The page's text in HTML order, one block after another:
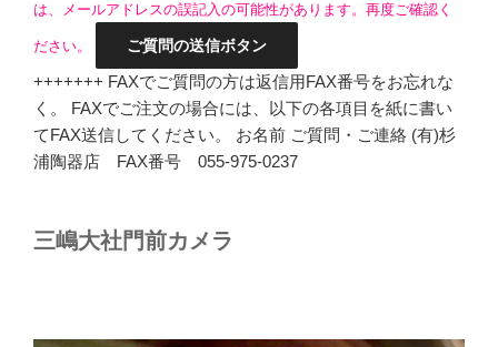
は、メールアドレスの誤記入の可能性があります。再度ご確認く
ださい。
+++++++ FAXでご質問の方は返信用FAX番号をお忘れな
く。 FAXでご注文の場合には、以下の各項目を紙に書い
てFAX送信してください。 お名前 ご質問・ご連絡 (有)杉
浦陶器店 FAX番号 055-975-0237
三嶋大社門前カメラ